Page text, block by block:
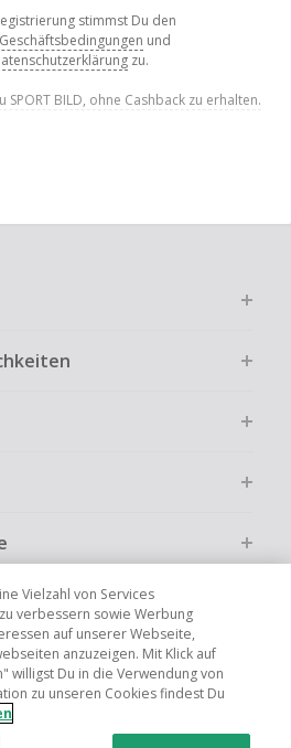
stimmst Du den
und
zu.
BILD, ohne Cashback zu erhalten.
US CN JP FR AU IT
Vielzahl von Services
verbessern sowie Werbung
auf unserer Webseite,
anzuzeigen. Mit Klick auf
willigst Du in die Verwendung von
zu unseren Cookies findest Du